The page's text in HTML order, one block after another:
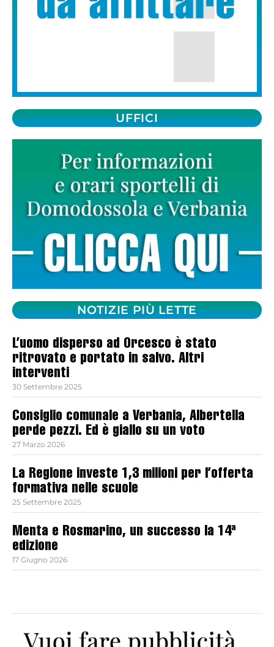
UFFICI
NOTIZIE PIÙ LETTE
L’uomo disperso ad Orcesco è stato
ritrovato e portato in salvo. Altri
interventi
30 Settembre 2025
Consiglio comunale a Verbania, Albertella
perde pezzi. Ed è giallo su un voto
27 Marzo 2026
La Regione investe 1,3 milioni per l’offerta
formativa nelle scuole
25 Settembre 2025
Menta e Rosmarino, un successo la 14ª
edizione
17 Giugno 2026